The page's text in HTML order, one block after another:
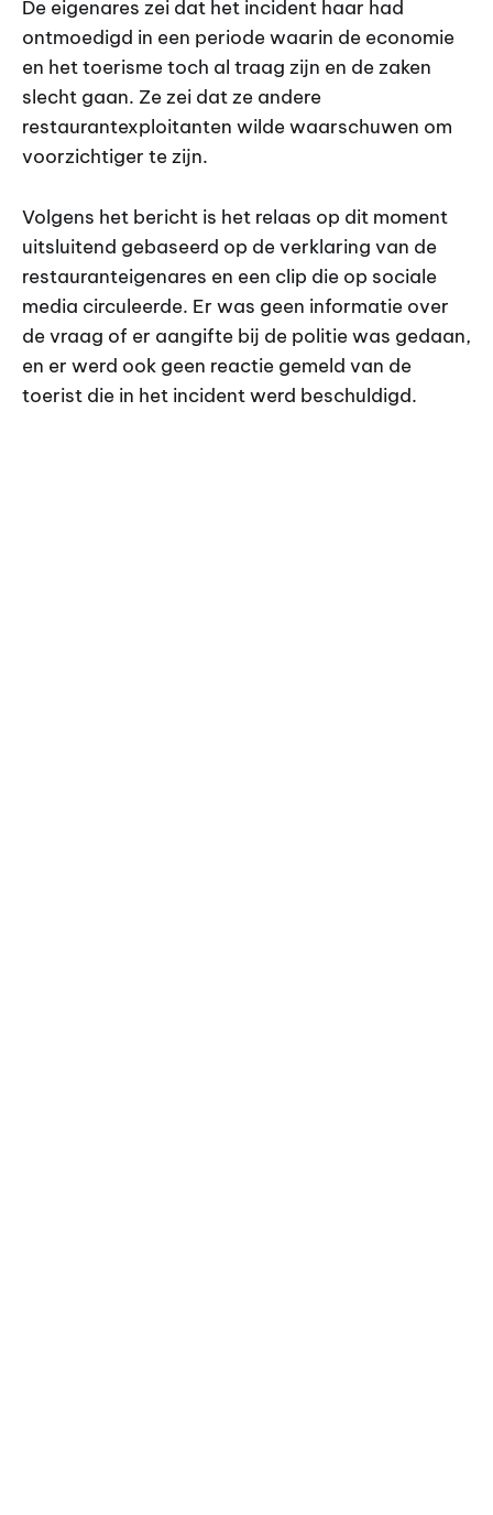
De eigenares zei dat het incident haar had
ontmoedigd in een periode waarin de economie
en het toerisme toch al traag zijn en de zaken
slecht gaan. Ze zei dat ze andere
restaurantexploitanten wilde waarschuwen om
voorzichtiger te zijn.
Volgens het bericht is het relaas op dit moment
uitsluitend gebaseerd op de verklaring van de
restauranteigenares en een clip die op sociale
media circuleerde. Er was geen informatie over
de vraag of er aangifte bij de politie was gedaan,
en er werd ook geen reactie gemeld van de
toerist die in het incident werd beschuldigd.